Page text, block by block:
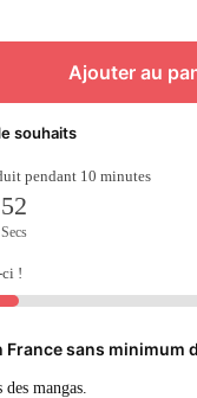
Ajouter au
souhaits
pendant 10 minutes
52
Secs
ci !
sans minimum
mangas.